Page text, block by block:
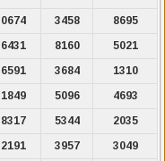
0674 3458
8695
6431 8160
5021
6591 3684
1310
1849 5096
4693
8317 5344
2035
2191 3957
3049